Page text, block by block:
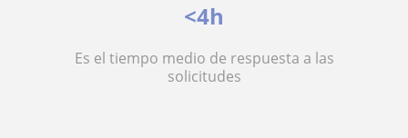
<4h
Es el tiempo medio de respuesta a las
solicitudes